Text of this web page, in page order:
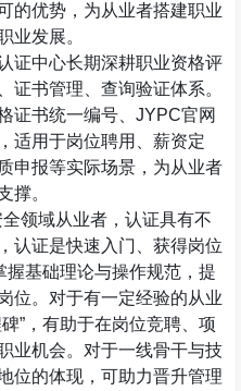
的优势，为从业者搭建职业
业发展。
证中心长期深耕职业资格评
证书管理、查询验证体系。
证书统一编号、JYPC官网
适用于岗位聘用、薪资定
申报等实际场景，为从业者
撑。
领域从业者，认证具有不
认证是快速入门、获得岗位
握基础理论与操作规范，提
位。对于有一定经验的从业
”，有助于在岗位竞聘、项
业机会。对于一线骨干与技
位的体现，可助力晋升管理